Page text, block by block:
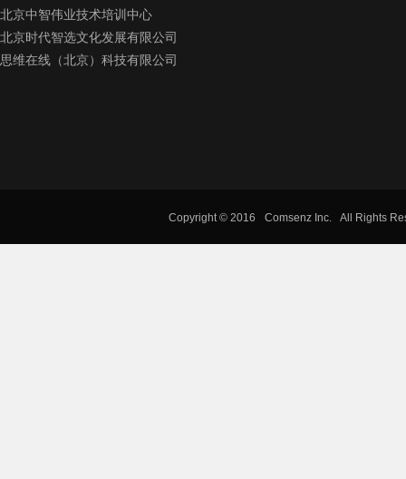
北京中智伟业技术培训中心
北京时代智选文化发展有限公司
思维在线（北京）科技有限公司
Copyright © 2016 Comsenz Inc. All Rights